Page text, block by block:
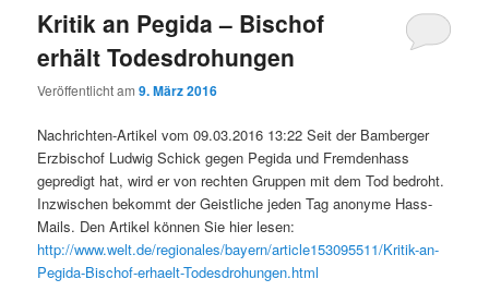
Kritik an Pegida – Bischof
erhält Todesdrohungen
Veröffentlicht am9. März 2016
Nachrichten-Artikel vom 09.03.2016 13:22 Seit der Bamberger
Erzbischof Ludwig Schick gegen Pegida und Fremdenhass
gepredigt hat, wird er von rechten Gruppen mit dem Tod bedroht.
Inzwischen bekommt der Geistliche jeden Tag anonyme Hass-
Mails. Den Artikel können Sie hier lesen:
http://www.welt.de/regionales/bayern/article153095511/Kritik-an-
Pegida-Bischof-erhaelt-Todesdrohungen.html